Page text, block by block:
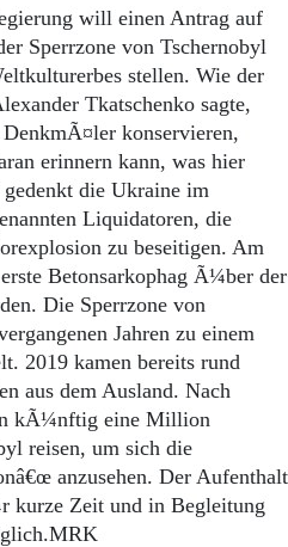
wir sind
Ausgabe
Login
werden
Westpreußen
will einen Antrag auf
Sperrzone von Tschernobyl
stellen. Wie der
Tkatschenko sagte,
konservieren,
erinnern kann, was hier
die Ukraine im
Liquidatoren, die
zu beseitigen. Am
Betonsarkophag Ã¼ber der
Die Sperrzone von
Jahren zu einem
2019 kamen bereits rund
aus dem Ausland. Nach
kÃ¼nftig eine Million
reisen, um sich die
anzusehen. Der Aufenthalt
kurze Zeit und in Begleitung